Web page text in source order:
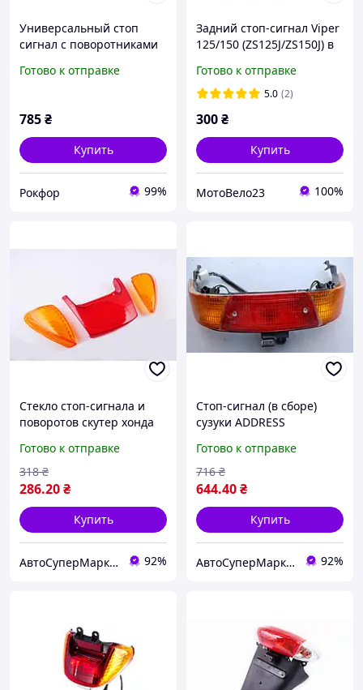
Универсальный стоп
сигнал с поворотниками
стоп для мото
Готово к отправке
785₴
Купить
Рокфор 99%
Задний стоп-сигнал Viper
125/150 (ZS125J/ZS150J) в
Готово к отправке
5.0 (2)
300₴
Купить
МотоВело23 100%
Стекло стоп-сигнала и
поворотов скутер хонда
Готово к отправке
286.20₴
318 ₴
Купить
АвтоСуперМаркет 92%
Стоп-сигнал (в сборе)
сузуки ADDRESS
Готово к отправке
644.40₴
716 ₴
Купить
АвтоСуперМаркет 92%